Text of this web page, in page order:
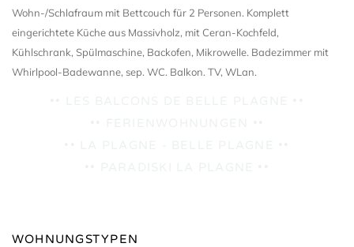
Wohn-/Schlafraum mit Bettcouch für 2 Personen. Komplett
eingerichtete Küche aus Massivholz, mit Ceran-Kochfeld,
Kühlschrank, Spülmaschine, Backofen, Mikrowelle. Badezimmer mit
Whirlpool-Badewanne, sep. WC. Balkon. TV, WLan.
WOHNUNGSTYPEN